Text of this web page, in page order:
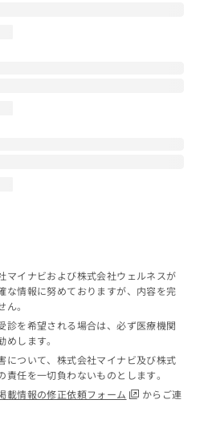
マイナビおよび株式会社ウェルネスが
な情報に努めておりますが、内容を完
。
診を希望される場合は、必ず医療機関
します。
について、株式会社マイナビ及び株式
任を一切負わないものとします。
載情報の修正依頼フォーム
からご連